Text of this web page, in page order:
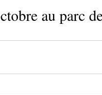
au parc